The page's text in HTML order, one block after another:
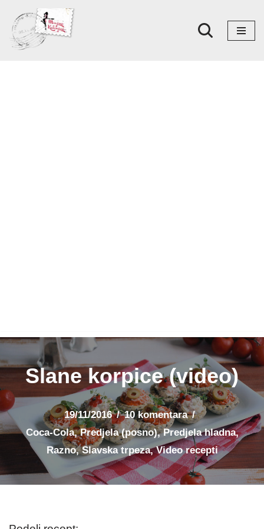
Skoči
na
Slane korpice (video)
19/11/2016
10 komentara
Coca-Cola,Predjela (posno),Predjela hladna,
Razno,Slavska trpeza,Video recepti